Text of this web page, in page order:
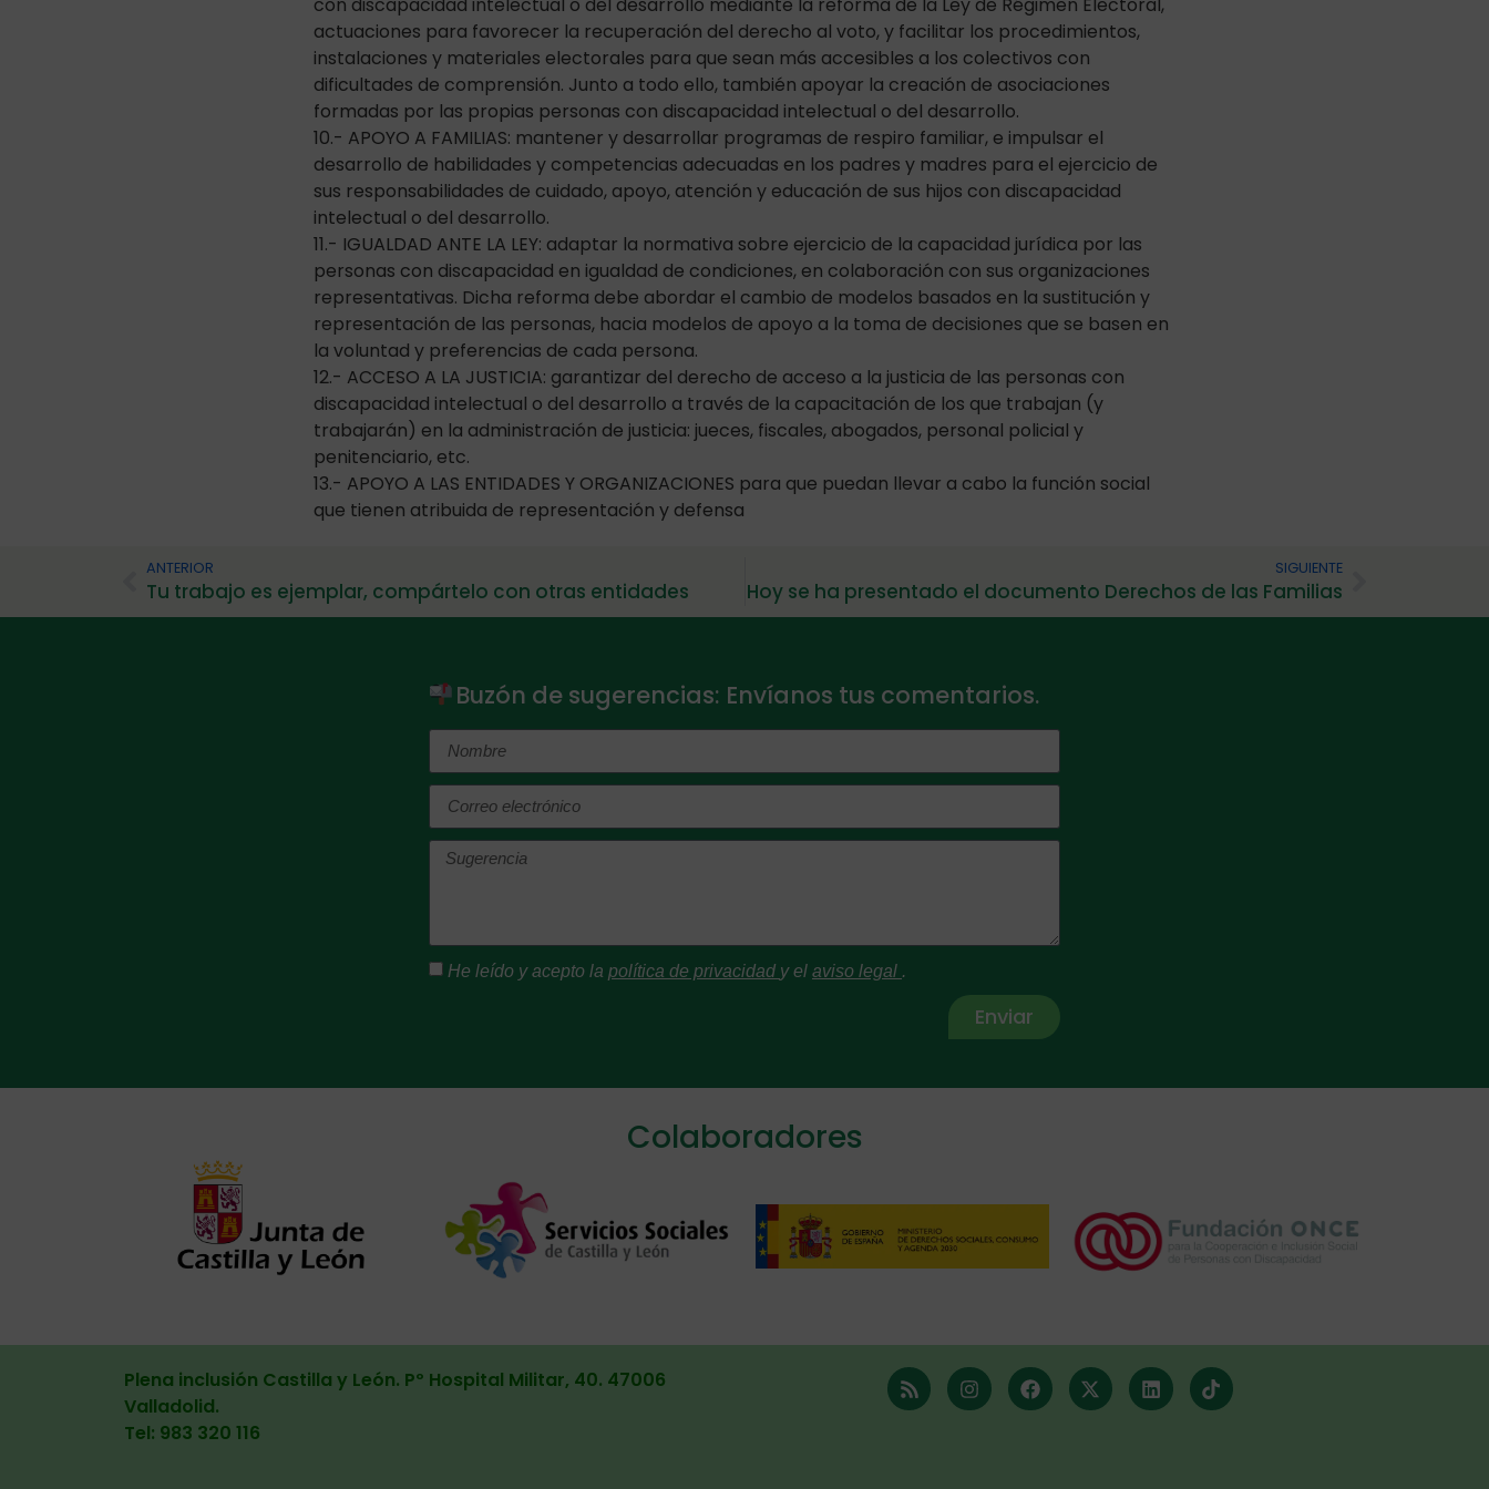
con discapacidad intelectual o del desarrollo mediante la reforma de la Ley de Régimen Electoral,
actuaciones para favorecer la recuperación del derecho al voto, y facilitar los procedimientos,
instalaciones y materiales electorales para que sean más accesibles a los colectivos con
dificultades de comprensión. Junto a todo ello, también apoyar la creación de asociaciones
formadas por las propias personas con discapacidad intelectual o del desarrollo.
10.- APOYO A FAMILIAS: mantener y desarrollar programas de respiro familiar, e impulsar el
desarrollo de habilidades y competencias adecuadas en los padres y madres para el ejercicio de
sus responsabilidades de cuidado, apoyo, atención y educación de sus hijos con discapacidad
intelectual o del desarrollo.
11.- IGUALDAD ANTE LA LEY: adaptar la normativa sobre ejercicio de la capacidad jurídica por las
personas con discapacidad en igualdad de condiciones, en colaboración con sus organizaciones
representativas. Dicha reforma debe abordar el cambio de modelos basados en la sustitución y
representación de las personas, hacia modelos de apoyo a la toma de decisiones que se basen en
la voluntad y preferencias de cada persona.
12.- ACCESO A LA JUSTICIA: garantizar del derecho de acceso a la justicia de las personas con
discapacidad intelectual o del desarrollo a través de la capacitación de los que trabajan (y
trabajarán) en la administración de justicia: jueces, fiscales, abogados, personal policial y
penitenciario, etc.
13.- APOYO A LAS ENTIDADES Y ORGANIZACIONES para que puedan llevar a cabo la función social
que tienen atribuida de representación y defensa
ANTERIOR
Tu trabajo es ejemplar, compártelo con otras entidades
SIGUIENTE
Hoy se ha presentado el documento Derechos de las Familias
Buzón de sugerencias: Envíanos tus comentarios.
He leído y acepto la política de privacidad y el aviso legal
Enviar
Colaboradores
Plena inclusión Castilla y León. Pº Hospital Militar, 40. 47006
Valladolid.
Tel: 983 320 116